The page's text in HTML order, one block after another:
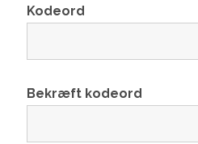
Kodeord
Bekræft kodeord